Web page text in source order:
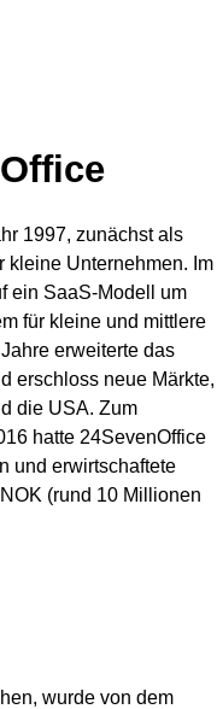
1997, zunächst als
kleine Unternehmen. Im
ein SaaS-Modell um
für kleine und mittlere
erweiterte das
erschloss neue Märkte,
die USA. Zum
hatte 24SevenOffice
und erwirtschaftete
(rund 10 Millionen
wurde von dem